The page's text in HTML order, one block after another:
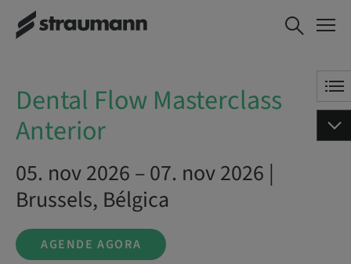
Dental Flow Masterclass
Anterior
AGENDE AGORA
Dental Flow Masterclass
Anterior
05. nov 2026 – 07. nov 2026 |
Brussels, Bélgica
AGENDE AGORA